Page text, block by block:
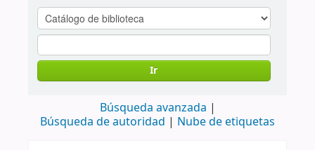
Ir
Búsqueda avanzada
Búsqueda de autoridad
Nube de etiquetas